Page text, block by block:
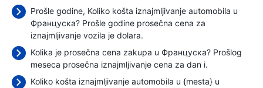
Prošle godine, Koliko košta iznajmljivanje automobila u
Француска? Prošle godine prosečna cena za
iznajmljivanje vozila je dolara.
Kolika je prosečna cena zakupa u Француска? Prošlog
meseca prosečna iznajmljivanje cena za dan i.
Koliko košta iznajmljivanje automobila u {mesta} u